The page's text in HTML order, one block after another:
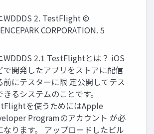
WDDDS 2. TestFlight ©
CORPORATION. 5
WDDDS 2.1 TestFlightとは？ iOS
で開発したアプリをストアに配信
前にテスターに限 定公開してテス
きるシステムのことです。
を使うためにはApple
Programのアカウント が必
なります。 アップロードしたビル